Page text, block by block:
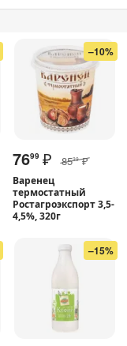
–10%
7699 ₽ 8599 ₽
Варенец
термостатный
Ростагроэкспорт 3,5-
4,5%, 320г
–15%